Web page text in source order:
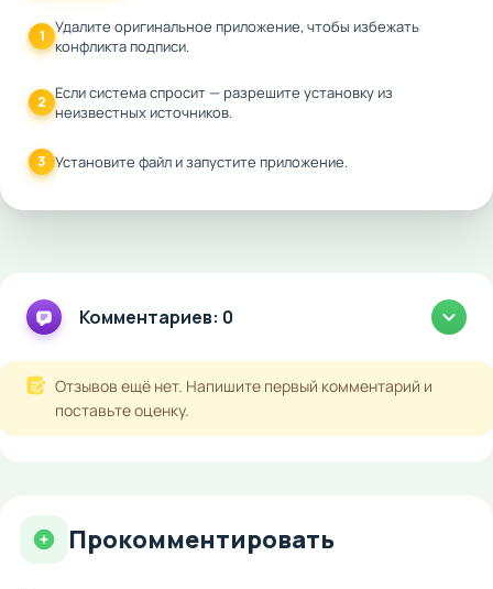
1 Удалите оригинальное приложение, чтобы избежать
конфликта подписи.
2 Если система спросит — разрешите установку из
неизвестных источников.
3 Установите файл и запустите приложение.
Комментариев: 0
Отзывов ещё нет. Напишите первый комментарий и
поставьте оценку.
Прокомментировать